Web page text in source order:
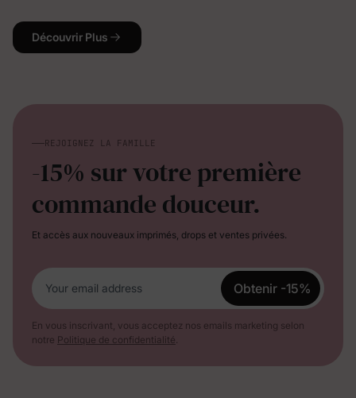
l'investissement pour notre famille grâce à sa valeur sur
le long terme et à ses bienfaits pour la santé.
Découvrir Plus
REJOIGNEZ LA FAMILLE
-15% sur votre première
commande douceur.
Et accès aux nouveaux imprimés, drops et ventes privées.
Your email address
Obtenir -15%
En vous inscrivant, vous acceptez nos emails marketing selon
notre Politique de confidentialité.